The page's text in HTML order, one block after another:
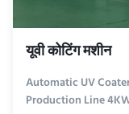
यूवी कोटिंग मशीन
Automatic UV
Production Line